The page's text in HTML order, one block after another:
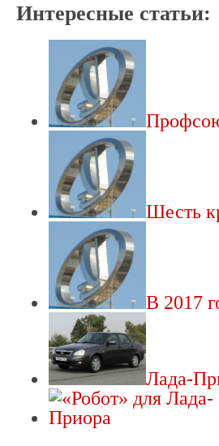
Интересные статьи:
Шесть
В 2017
Лада-